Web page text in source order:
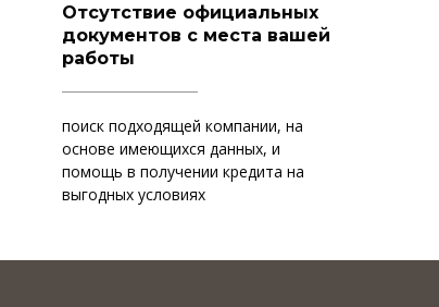
Отсутствие официальных
документов с места вашей
работы
поиск подходящей компании, на
основе имеющихся данных, и
помощь в получении кредита на
выгодных условиях